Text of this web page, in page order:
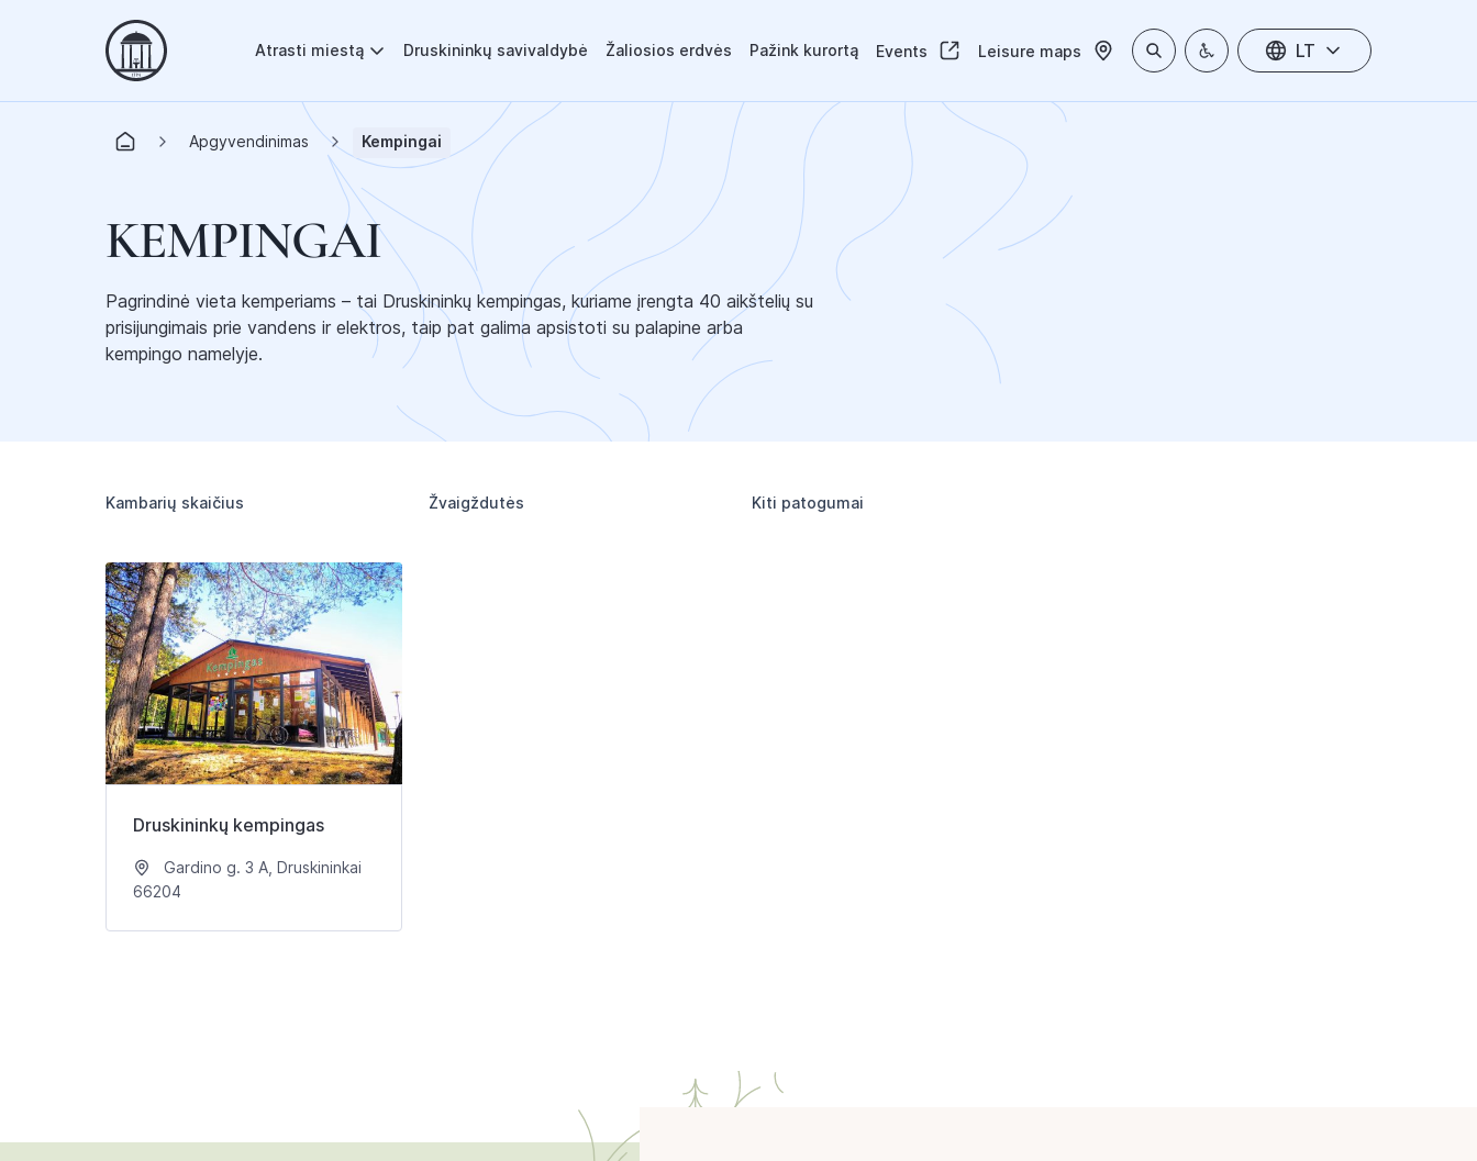
Atrasti miestą Druskininkų savivaldybė Žaliosios erdvės Pažink kurortą Events Leisure maps LT
Apgyvendinimas Kempingai
KEMPINGAI
Pagrindinė vieta kemperiams – tai Druskininkų kempingas, kuriame įrengta 40 aikštelių su
prisijungimais prie vandens ir elektros, taip pat galima apsistoti su palapine arba
kempingo namelyje.
Kambarių skaičius Žvaigždutės Kiti patogumai
Druskininkų kempingas
Gardino g. 3 A, Druskininkai
66204